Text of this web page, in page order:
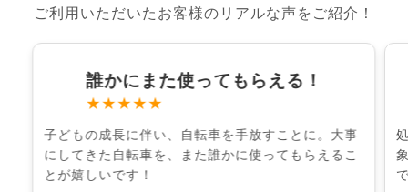
ご利用いただいたお客様のリアルな声をご紹介！
誰かにまた使ってもらえる！
★★★★★
子どもの成長に伴い、自転車を手放すことに。大事
にしてきた自転車を、また誰かに使ってもらえるこ
とが嬉しいです！